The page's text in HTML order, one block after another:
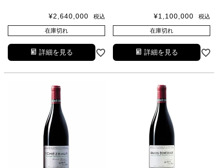
¥2,640,000 税込
在庫切れ
詳細を見る
¥1,100,000 税込
在庫切れ
詳細を見る